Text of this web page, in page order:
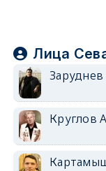
Лица
Круглов